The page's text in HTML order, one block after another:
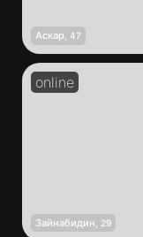
Аскар 47
Зайнабидин 29